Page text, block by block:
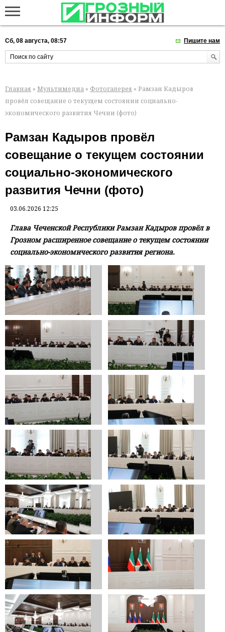
Сб, 08 августа, 08:57 Пишите нам
Главная » Мультимедиа » Фотогалерея » Рамзан Кадыров
провёл совещание о текущем состоянии социально-
экономического развития Чечни (фото)
Рамзан Кадыров провёл
совещание о текущем состоянии
социально-экономического
развития Чечни (фото)
03.06.2026 12:25
Глава Чеченской Республики Рамзан Кадыров провёл в
Грозном расширенное совещание о текущем состоянии
социально-экономического развития региона.